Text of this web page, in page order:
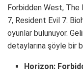
Forbidden West, The
7, Resident Evil 7:
oyunlar bulunuyor.
detaylarına şöyle bir
Horizon: